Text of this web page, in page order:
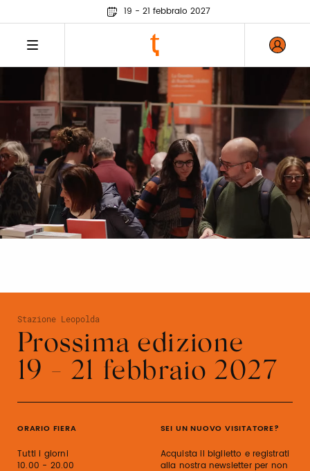
19 - 21 febbraio 2027
Stazione Leopolda
Prossima edizione
19 - 21 febbraio 2027
ORARIO FIERA
Tutti i giorni
10.00 - 20.00
SEI UN NUOVO VISITATORE?
Acquista il biglietto e registrati
alla nostra newsletter per non